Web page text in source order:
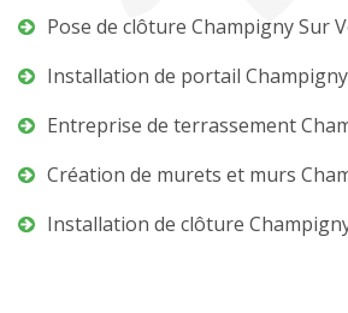
Pose de clôture Champigny Sur
Installation de portail
Entreprise de terrassement
Création de murets et murs
Installation de clôture